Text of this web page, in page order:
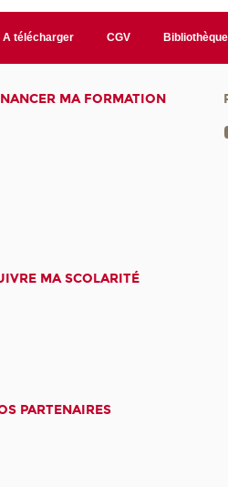
A télécharger CGV Bibliothèque
MA FORMATION
MA SCOLARITÉ
PARTENAIRES